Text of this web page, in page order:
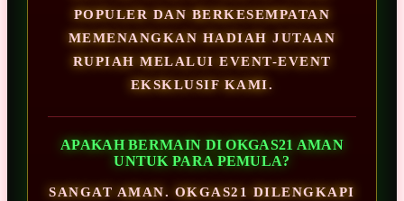
POPULER DAN BERKESEMPATAN
MEMENANGKAN HADIAH JUTAAN
RUPIAH MELALUI EVENT-EVENT
EKSKLUSIF KAMI.
APAKAH BERMAIN DI OKGAS21 AMAN
UNTUK PARA PEMULA?
SANGAT AMAN. OKGAS21 DILENGKAPI